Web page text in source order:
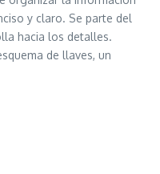
y claro. Se parte del
hacia los detalles.
de llaves, un